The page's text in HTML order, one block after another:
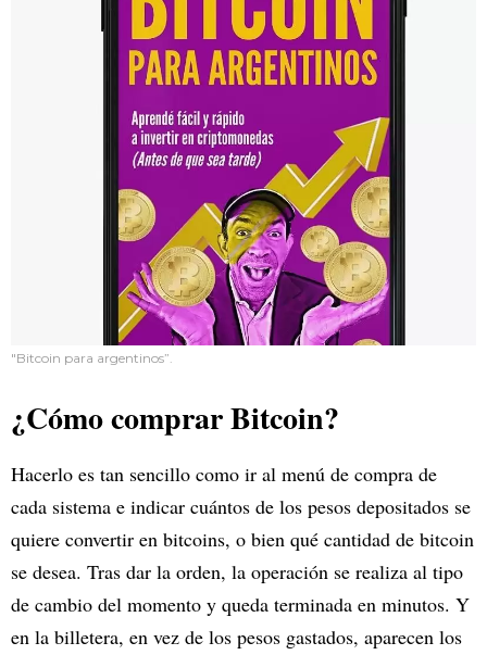
"Bitcoin para argentinos”.
¿Cómo comprar Bitcoin?
Hacerlo es tan sencillo como ir al menú de compra de
cada sistema e indicar cuántos de los pesos depositados se
quiere convertir en bitcoins, o bien qué cantidad de bitcoin
se desea. Tras dar la orden, la operación se realiza al tipo
de cambio del momento y queda terminada en minutos. Y
en la billetera, en vez de los pesos gastados, aparecen los